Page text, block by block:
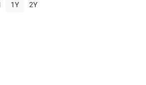
1Y 2Y